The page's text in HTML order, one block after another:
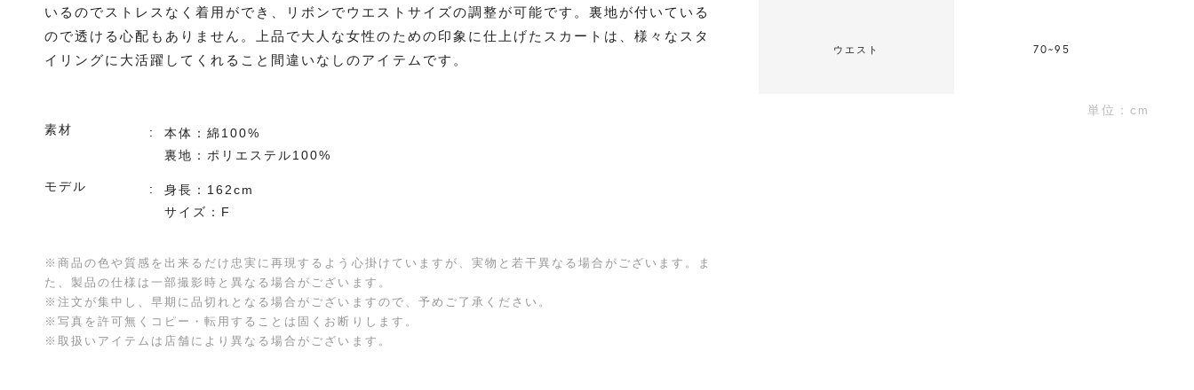
いるのでストレスなく着用ができ、リボンでウエストサイズの調整が可能です。裏地が付いている
ので透ける心配もありません。上品で大人な女性のための印象に仕上げたスカートは、様々なスタ
イリングに大活躍してくれること間違いなしのアイテムです。
素材
本体：綿100%
裏地：ポリエステル100%
モデル
身長：162cm
サイズ：F
※商品の色や質感を出来るだけ忠実に再現するよう心掛けていますが、実物と若干異なる場合がございます。ま
た、製品の仕様は一部撮影時と異なる場合がございます。
※注文が集中し、早期に品切れとなる場合がございますので、予めご了承ください。
※写真を許可無くコピー・転用することは固くお断りします。
※取扱いアイテムは店舗により異なる場合がございます。
ウエスト 70~95
単位：cm